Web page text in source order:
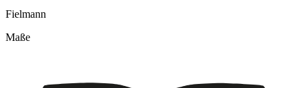
Fielmann
Maße